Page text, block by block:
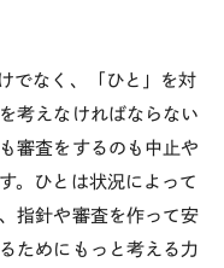
でなく、「ひと」を対
考えなければならない
審査をするのも中止や
。ひとは状況によって
指針や審査を作って安
ためにもっと考える力